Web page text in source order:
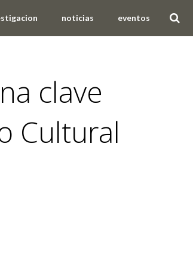
noticias eventos
clave
Cultural